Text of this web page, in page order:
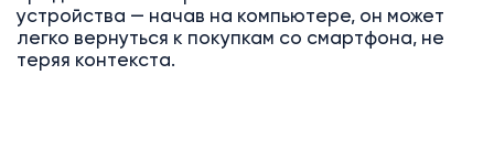
устройства — начав на компьютере, он может
легко вернуться к покупкам со смартфона, не
теряя контекста.